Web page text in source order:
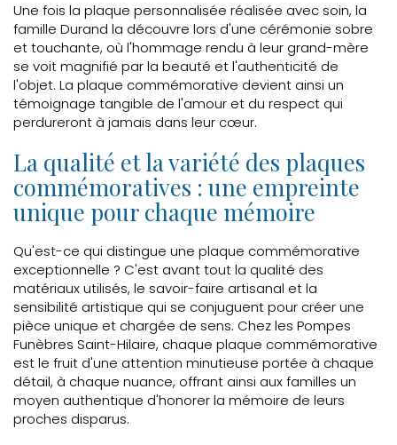
Une fois la plaque personnalisée réalisée avec soin, la
famille Durand la découvre lors d'une cérémonie sobre
et touchante, où l'hommage rendu à leur grand-mère
se voit magnifié par la beauté et l'authenticité de
l'objet. La plaque commémorative devient ainsi un
témoignage tangible de l'amour et du respect qui
perdureront à jamais dans leur cœur.
La qualité et la variété des plaques
commémoratives : une empreinte
unique pour chaque mémoire
Qu'est-ce qui distingue une plaque commémorative
exceptionnelle ? C'est avant tout la qualité des
matériaux utilisés, le savoir-faire artisanal et la
sensibilité artistique qui se conjuguent pour créer une
pièce unique et chargée de sens. Chez les Pompes
Funèbres Saint-Hilaire, chaque plaque commémorative
est le fruit d'une attention minutieuse portée à chaque
détail, à chaque nuance, offrant ainsi aux familles un
moyen authentique d'honorer la mémoire de leurs
proches disparus.